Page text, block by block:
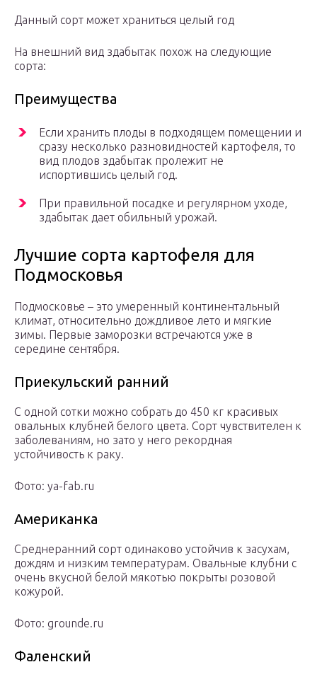
Данный сорт может храниться целый год
На внешний вид здабытак похож на следующие
сорта:
Преимущества
Если хранить плоды в подходящем помещении и
сразу несколько разновидностей картофеля, то
вид плодов здабытак пролежит не
испортившись целый год.
При правильной посадке и регулярном уходе,
здабытак дает обильный урожай.
Лучшие сорта картофеля для
Подмосковья
Подмосковье – это умеренный континентальный
климат, относительно дождливое лето и мягкие
зимы. Первые заморозки встречаются уже в
середине сентября.
Приекульский ранний
С одной сотки можно собрать до 450 кг красивых
овальных клубней белого цвета. Сорт чувствителен к
заболеваниям, но зато у него рекордная
устойчивость к раку.
Фото: ya-fab.ru
Американка
Среднеранний сорт одинаково устойчив к засухам,
дождям и низким температурам. Овальные клубни с
очень вкусной белой мякотью покрыты розовой
кожурой.
Фото: grounde.ru
Фаленский